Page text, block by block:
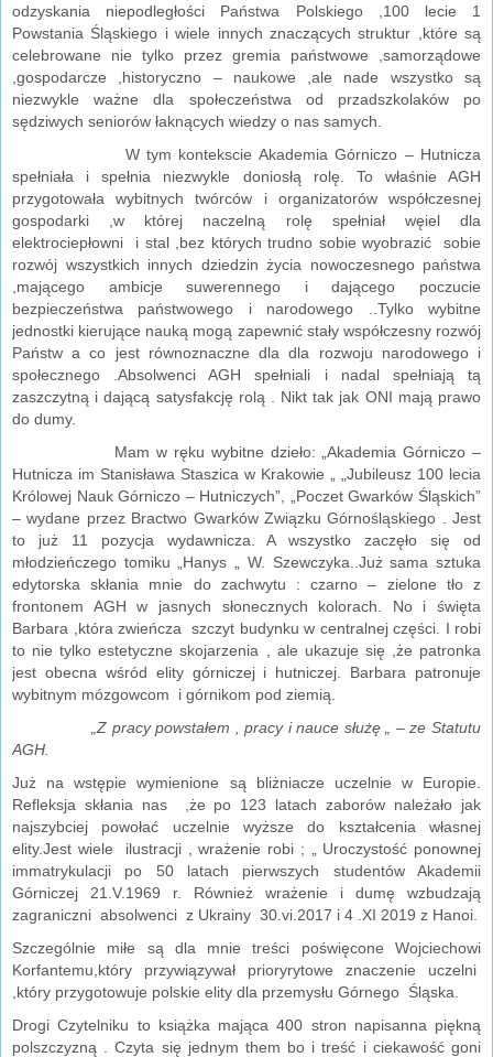
odzyskania niepodległości Państwa Polskiego ,100 lecie 1
Powstania Śląskiego i wiele innych znaczących struktur ,które są
celebrowane nie tylko przez gremia państwowe ,samorządowe
,gospodarcze ,historyczno – naukowe ,ale nade wszystko są
niezwykle ważne dla społeczeństwa od przadszkolaków po
sędziwych seniorów łaknących wiedzy o nas samych.
W tym kontekscie Akademia Górniczo – Hutnicza
spełniała i spełnia niezwykle doniosłą rolę. To właśnie AGH
przygotowała wybitnych twórców i organizatorów współczesnej
gospodarki ,w której naczelną rolę spełniał węiel dla
elektrociepłowni i stal ,bez których trudno sobie wyobrazić sobie
rozwój wszystkich innych dziedzin życia nowoczesnego państwa
,mającego ambicje suwerennego i dającego poczucie
bezpieczeństwa państwowego i narodowego ..Tylko wybitne
jednostki kierujące nauką mogą zapewnić stały współczesny rozwój
Państw a co jest równoznaczne dla dla rozwoju narodowego i
społecznego .Absolwenci AGH spełniali i nadal spełniają tą
zaszczytną i dającą satysfakcję rolą . Nikt tak jak ONI mają prawo
do dumy.
Mam w ręku wybitne dzieło: „Akademia Górniczo –
Hutnicza im Stanisława Staszica w Krakowie „ „Jubileusz 100 lecia
Królowej Nauk Górniczo – Hutniczych”, „Poczet Gwarków Śląskich”
– wydane przez Bractwo Gwarków Związku Górnośląskiego . Jest
to już 11 pozycja wydawnicza. A wszystko zaczęło się od
młodzieńczego tomiku „Hanys „ W. Szewczyka..Już sama sztuka
edytorska skłania mnie do zachwytu : czarno – zielone tło z
frontonem AGH w jasnych słonecznych kolorach. No i święta
Barbara ,która zwieńcza szczyt budynku w centralnej części. I robi
to nie tylko estetyczne skojarzenia , ale ukazuje się ,że patronka
jest obecna wśród elity górniczej i hutniczej. Barbara patronuje
wybitnym mózgowcom i górnikom pod ziemią.
„Z pracy powstałem , pracy i nauce służę „ – ze Statutu
AGH.
Już na wstępie wymienione są bliżniacze uczelnie w Europie.
Refleksja skłania nas ,że po 123 latach zaborów należało jak
najszybciej powołać uczelnie wyższe do kształcenia własnej
elity.Jest wiele ilustracji , wrażenie robi ; „ Uroczystość ponownej
immatrykulacji po 50 latach pierwszych studentów Akademii
Górniczej 21.V.1969 r. Również wrażenie i dumę wzbudzają
zagraniczni absolwenci z Ukrainy 30.vi.2017 i 4 .XI 2019 z Hanoi.
Szczególnie miłe są dla mnie treści poświęcone Wojciechowi
Korfantemu,który przywiązywał prioryrytowe znaczenie uczelni
,który przygotowuje polskie elity dla przemysłu Górnego Śląska.
Drogi Czytelniku to książka mająca 400 stron napisanna piękną
polszczyzną . Czyta się jednym them bo i treść i ciekawość goni